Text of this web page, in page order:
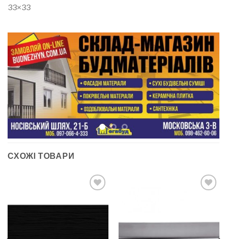
33×33
СХОЖІ ТОВАРИ